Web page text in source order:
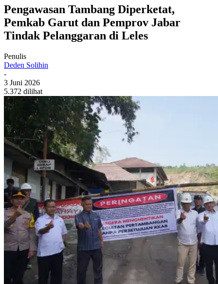
Pengawasan Tambang Diperketat,
Pemkab Garut dan Pemprov Jabar
Tindak Pelanggaran di Leles
Penulis
Deden Solihin
-
3 Juni 2026
5.372 dilihat